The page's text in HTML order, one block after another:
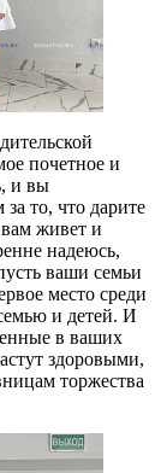
почетное и
и вы
то, что дарите
вам живет и
надеюсь,
ваши семьи
место среди
и детей. И
в ваших
здоровыми,
торжества